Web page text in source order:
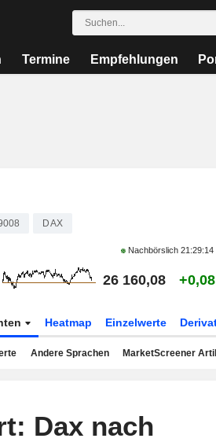
Termine Empfehlungen
DAX
Nachbörslich 21:29:14
26 160,08
Heatmap Einzelwerte
Andere Sprachen MarketScreener
Dax nach